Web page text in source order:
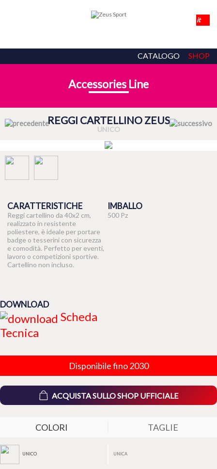
CATALOGO SHOP
Accessories Line
REGGI CARTELLINO ZEUS
UNICO
CARATTERISTICHE
Reggi cartellino da 40x2 cm,
realizzato in resistente
poliestere, è ideale per portare
badge o tesserini con sicurezza
e comodità. Perfetto per eventi,
lavoro o competizioni sportive.
Cartellino non incluso.
IMBALLO
500 Pz
DOWNLOAD
Scheda
Tecnica
Disponibile fino 2030
ACQUISTA SULLO SHOP UFFICIALE
COLORI TAGLIE
UNICO UNICA